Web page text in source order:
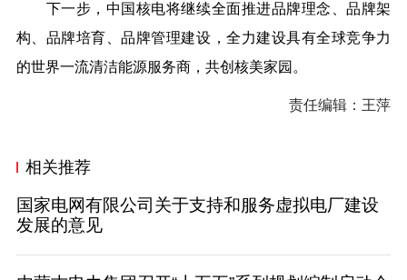
下一步，中国核电将继续全面推进品牌理念、品牌架
构、品牌培育、品牌管理建设，全力建设具有全球竞争力
的世界一流清洁能源服务商，共创核美家园。
责任编辑：王萍
相关推荐
国家电网有限公司关于支持和服务虚拟电厂建设
发展的意见